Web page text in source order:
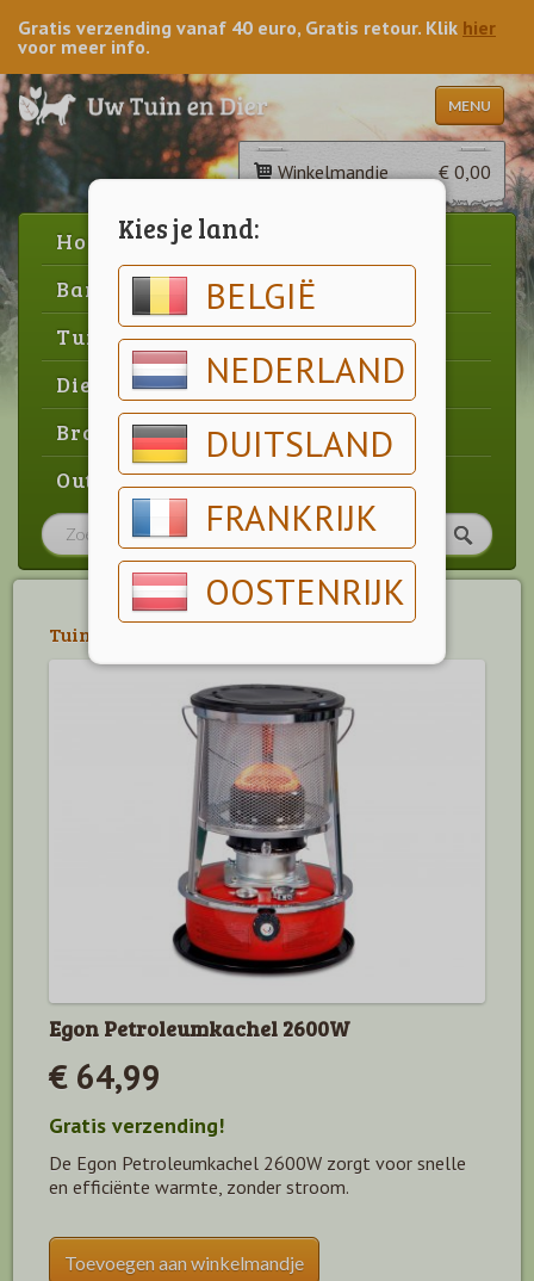
Kies je land:
BELGIË
NEDERLAND
DUITSLAND
FRANKRIJK
OOSTENRIJK
Gratis verzending vanaf 40 euro, Gratis retour. Klik hier
voor meer info.
MENU
Winkelmandje € 0,00
Home
Barbecue
Tuin
Dier
Brood & gebak
Outlet
Tuin
Egon Petroleumkachel 2600W
€ 64,99
Gratis verzending!
De Egon Petroleumkachel 2600W zorgt voor snelle
en efficiënte warmte, zonder stroom.
Toevoegen aan winkelmandje